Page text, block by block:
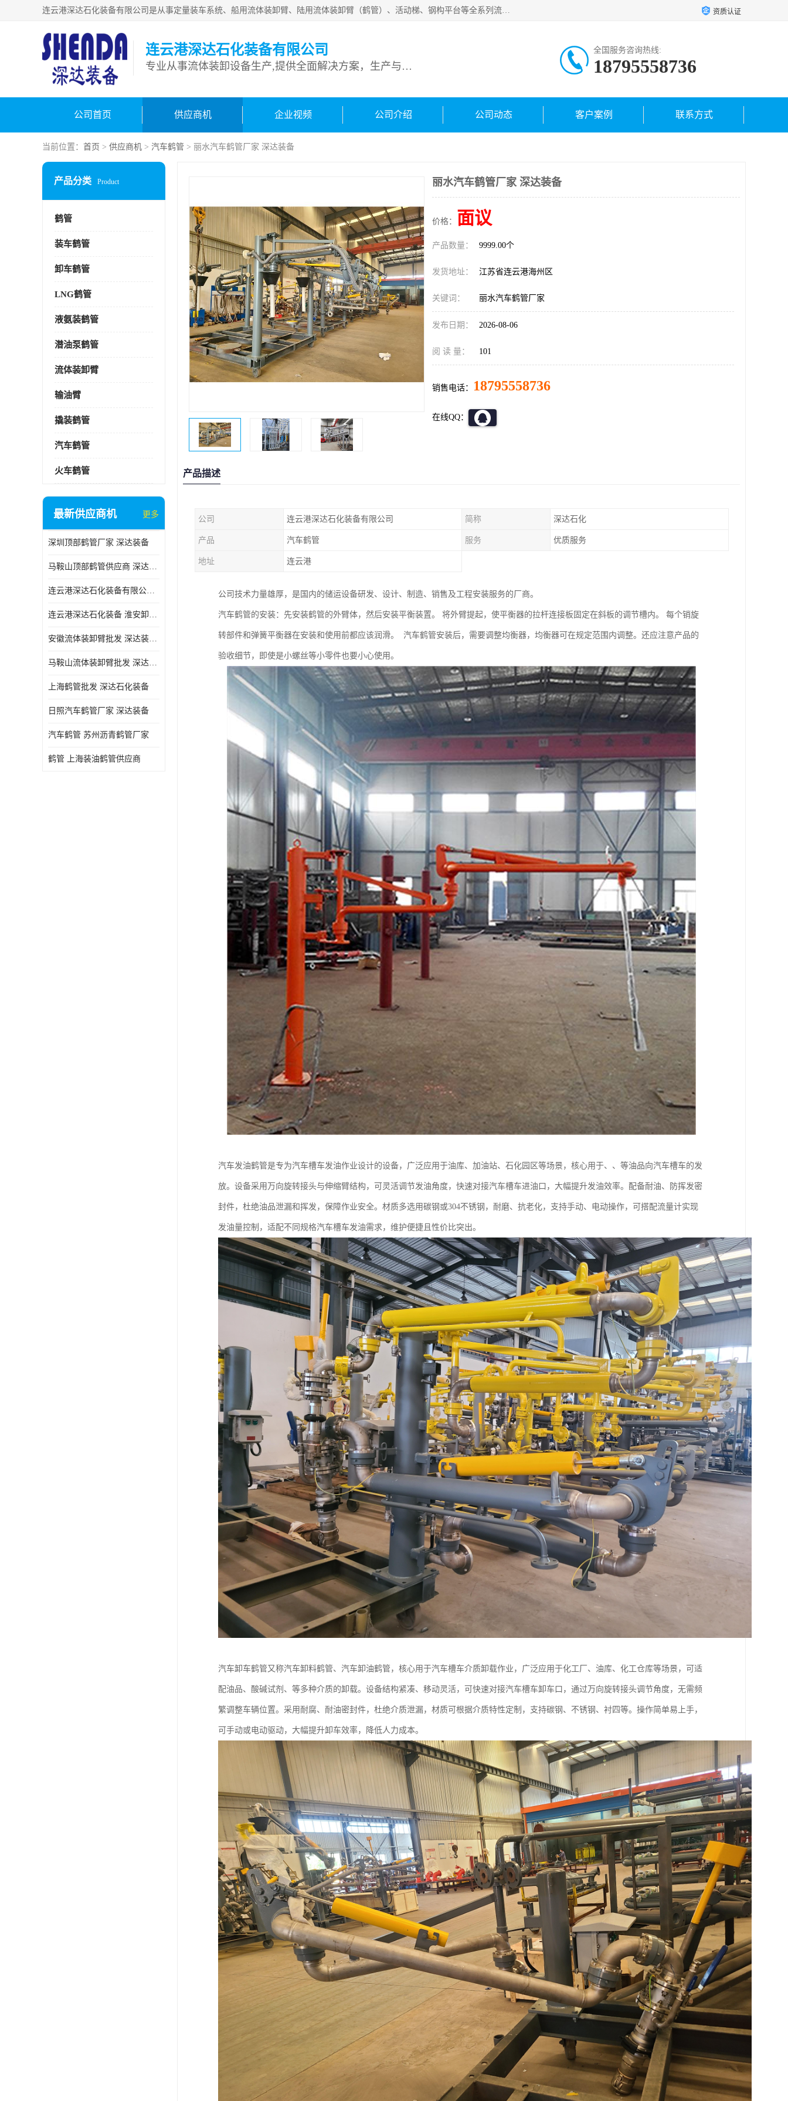
连云港深达石化装备有限公司是从事定量装车系统、船用流体装卸臂、陆用流体装卸臂（鹤管）、活动梯、钢构平台等全系列流体装卸设备的设计、制造、销售以及服务的专业供应商。公司始终以客户为中心，密切跟踪国内外油气储运及装卸设备先进技术的发展，以先进的技术、优质的产品、一流的服务，满足客户需求。 资质认证
连云港深达石化装备有限公司
专业从事流体装卸设备生产,提供全面解决方案，生产与定制服务
全国服务咨询热线:
18795558736
公司首页 供应商机 企业视频 公司介绍 公司动态 客户案例 联系方式
当前位置： 首页 > 供应商机 > 汽车鹤管 > 丽水汽车鹤管厂家 深达装备
产品分类 Product
鹤管
装车鹤管
卸车鹤管
LNG鹤管
液氨装鹤管
潜油泵鹤管
流体装卸臂
输油臂
撬装鹤管
汽车鹤管
火车鹤管
最新供应商机 更多
深圳顶部鹤管厂家 深达装备
马鞍山顶部鹤管供应商 深达装备
连云港深达石化装备有限公司 嘉兴低温鹤管厂
连云港深达石化装备 淮安卸车鹤管电话
安徽流体装卸臂批发 深达装备 节能环保
马鞍山流体装卸臂批发 深达装备 节能环保
上海鹤管批发 深达石化装备
日照汽车鹤管厂家 深达装备
汽车鹤管 苏州沥青鹤管厂家
鹤管 上海装油鹤管供应商
丽水汽车鹤管厂家 深达装备
价格： 面议
产品数量： 9999.00个
发货地址： 江苏省连云港海州区
关键词： 丽水汽车鹤管厂家
发布日期： 2026-08-06
阅 读 量： 101
销售电话： 18795558736
在线QQ：
产品描述
公司 连云港深达石化装备有限公司 简称 深达石化
产品 汽车鹤管 服务 优质服务
地址 连云港
公司技术力量雄厚，是国内的储运设备研发、设计、制造、销售及工程安装服务的厂商。
汽车鹤管的安装：先安装鹤管的外臂体，然后安装平衡装置。 将外臂提起，使平衡器的拉杆连接板固定在斜板的调节槽内。 每个销旋
转部件和弹簧平衡器在安装和使用前都应该润滑。 汽车鹤管安装后，需要调整均衡器，均衡器可在规定范围内调整。还应注意产品的
验收细节，即使是小螺丝等小零件也要小心使用。
汽车发油鹤管是专为汽车槽车发油作业设计的设备，广泛应用于油库、加油站、石化园区等场景，核心用于、、等油品向汽车槽车的发
放。设备采用万向旋转接头与伸缩臂结构，可灵活调节发油角度，快速对接汽车槽车进油口，大幅提升发油效率。配备耐油、防挥发密
封件，杜绝油品泄漏和挥发，保障作业安全。材质多选用碳钢或304不锈钢，耐磨、抗老化，支持手动、电动操作，可搭配流量计实现
发油量控制，适配不同规格汽车槽车发油需求，维护便捷且性价比突出。
汽车卸车鹤管又称汽车卸料鹤管、汽车卸油鹤管，核心用于汽车槽车介质卸载作业，广泛应用于化工厂、油库、化工仓库等场景，可适
配油品、酸碱试剂、等多种介质的卸载。设备结构紧凑、移动灵活，可快速对接汽车槽车卸车口，通过万向旋转接头调节角度，无需频
繁调整车辆位置。采用耐腐、耐油密封件，杜绝介质泄漏，材质可根据介质特性定制，支持碳钢、不锈钢、衬四等。操作简单易上手，
可手动或电动驱动，大幅提升卸车效率，降低人力成本。